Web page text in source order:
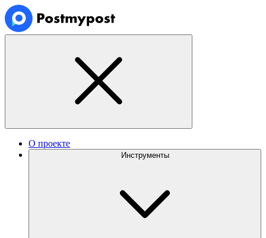
О проекте
Инструменты